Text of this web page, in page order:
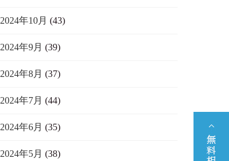
2024年10月 (43)
2024年9月 (39)
2024年8月 (37)
2024年7月 (44)
2024年6月 (35)
2024年5月 (38)